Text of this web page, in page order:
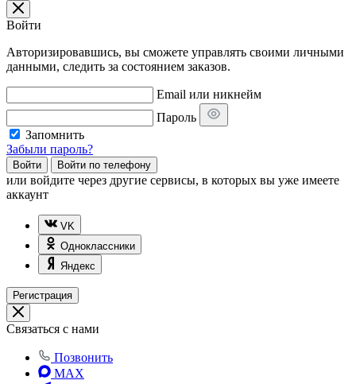
Войти
Авторизировавшись, вы сможете управлять своими личными
данными, следить за состоянием заказов.
Email или никнейм
Пароль
Запомнить
Забыли пароль?
Войти Войти по телефону
или войдите через другие сервисы, в которых вы уже имеете
аккаунт
VK
Одноклассники
Яндекс
Регистрация
Связаться с нами
Позвонить
MAX